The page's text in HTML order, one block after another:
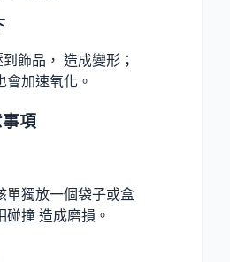
飾品， 造成變形；
加速氧化。
項
單獨放一個袋子或盒
撞 造成磨損。